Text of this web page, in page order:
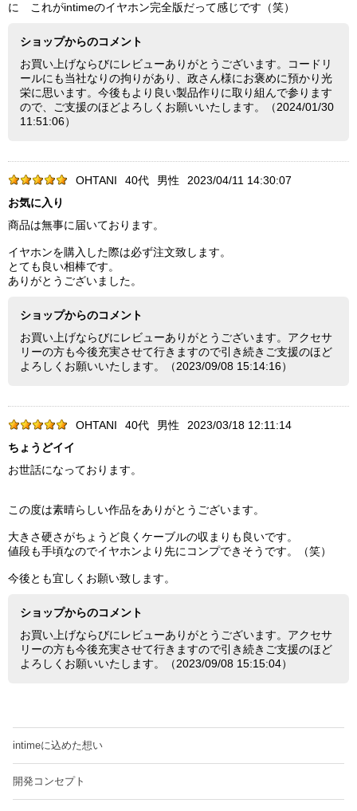
に これがintimeのイヤホン完全版だって感じです（笑）
ショップからのコメント
お買い上げならびにレビューありがとうございます。コードリ
ールにも当社なりの拘りがあり、政さん様にお褒めに預かり光
栄に思います。今後もより良い製品作りに取り組んで参ります
ので、ご支援のほどよろしくお願いいたします。（2024/01/30
11:51:06）
OHTANI 40代 男性
2023/04/11 14:30:07
お気に入り
商品は無事に届いております。
イヤホンを購入した際は必ず注文致します。
とても良い相棒です。
ありがとうございました。
ショップからのコメント
お買い上げならびにレビューありがとうございます。アクセサ
リーの方も今後充実させて行きますので引き続きご支援のほど
よろしくお願いいたします。（2023/09/08 15:14:16）
OHTANI 40代 男性
2023/03/18 12:11:14
ちょうどイイ
お世話になっております。
この度は素晴らしい作品をありがとうございます。
大きさ硬さがちょうど良くケーブルの収まりも良いです。
値段も手頃なのでイヤホンより先にコンプできそうです。（笑）
今後とも宜しくお願い致します。
ショップからのコメント
お買い上げならびにレビューありがとうございます。アクセサ
リーの方も今後充実させて行きますので引き続きご支援のほど
よろしくお願いいたします。（2023/09/08 15:15:04）
intimeに込めた想い
開発コンセプト